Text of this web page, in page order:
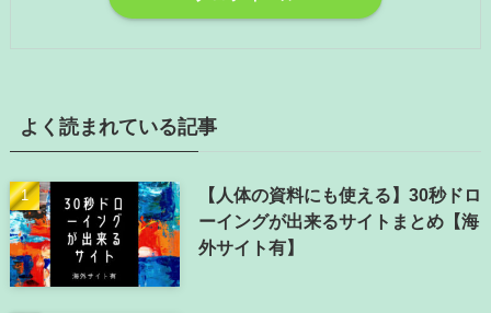
よく読まれている記事
【人体の資料にも使える】30秒ドロ
ーイングが出来るサイトまとめ【海
外サイト有】